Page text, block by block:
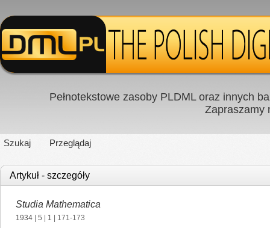
Pełnotekstowe zasoby PLDML oraz innych
Zapraszamy
Szukaj Przeglądaj
Artykuł - szczegóły
Studia Mathematica
1934 5 1 | 171-173